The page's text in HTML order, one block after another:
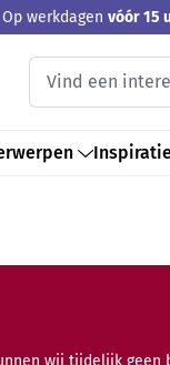
Op werkdagen vóór 15
wij tijdelijk